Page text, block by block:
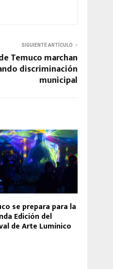
SIGUIENTE ARTÍCULO
Temuco marchan
discriminación
municipal
se prepara para la
Edición del
de Arte Lumínico